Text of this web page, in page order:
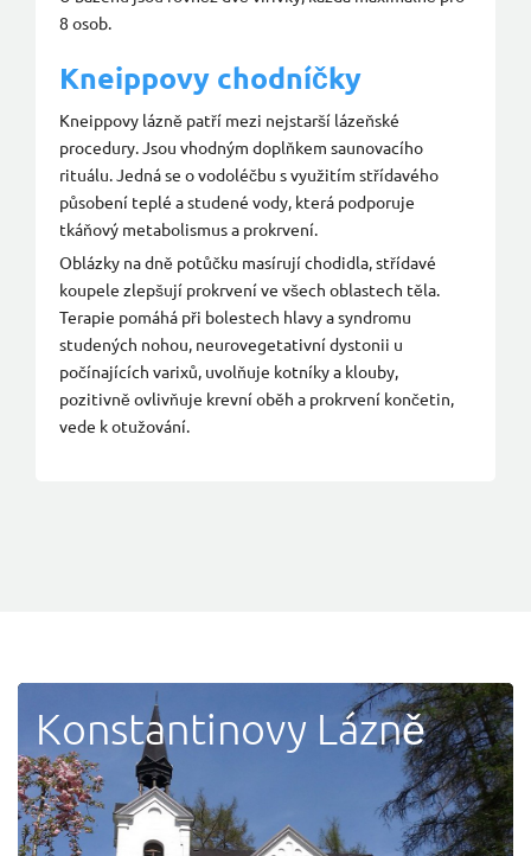
8 osob.
Kneippovy chodníčky
Kneippovy lázně patří mezi nejstarší lázeňské
procedury. Jsou vhodným doplňkem saunovacího
rituálu. Jedná se o vodoléčbu s využitím střídavého
působení teplé a studené vody, která podporuje
tkáňový metabolismus a prokrvení.
Oblázky na dně potůčku masírují chodidla, střídavé
koupele zlepšují prokrvení ve všech oblastech těla.
Terapie pomáhá při bolestech hlavy a syndromu
studených nohou, neurovegetativní dystonii u
počínajících varixů, uvolňuje kotníky a klouby,
pozitivně ovlivňuje krevní oběh a prokrvení končetin,
vede k otužování.
Konstantinovy Lázně